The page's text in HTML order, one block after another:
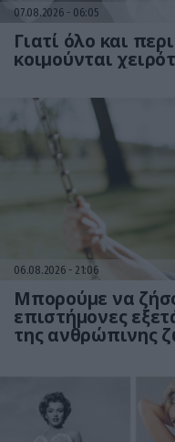
07.08.2026 06:05
Γιατί όλο και
κοιμούνται
06.08.2026 21:06
Μπορούμε να
επιστήμονες
της ανθρώπινης